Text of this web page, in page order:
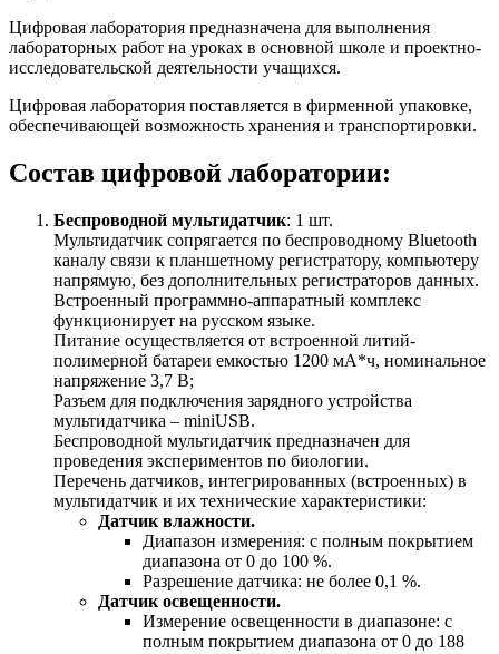
Цифровая лаборатория предназначена для выполнения
лабораторных работ на уроках в основной школе и проектно-
исследовательской деятельности учащихся.
Цифровая лаборатория поставляется в фирменной упаковке,
обеспечивающей возможность хранения и транспортировки.
Состав цифровой лаборатории:
Беспроводной мультидатчик: 1 шт.
Мультидатчик сопрягается по беспроводному Bluetooth
каналу связи к планшетному регистратору, компьютеру
напрямую, без дополнительных регистраторов данных.
Встроенный программно-аппаратный комплекс
функционирует на русском языке.
Питание осуществляется от встроенной литий-
полимерной батареи емкостью 1200 мА*ч, номинальное
напряжение 3,7 В;
Разъем для подключения зарядного устройства
мультидатчика – miniUSB.
Беспроводной мультидатчик предназначен для
проведения экспериментов по биологии.
Перечень датчиков, интегрированных (встроенных) в
мультидатчик и их технические характеристики:
Датчик влажности.
Диапазон измерения: с полным покрытием
диапазона от 0 до 100 %.
Разрешение датчика: не более 0,1 %.
Датчик освещенности.
Измерение освещенности в диапазоне: с
полным покрытием диапазона от 0 до 188